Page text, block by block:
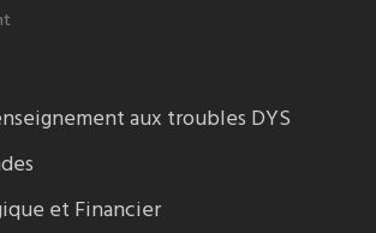
aux troubles DYS
et Financier